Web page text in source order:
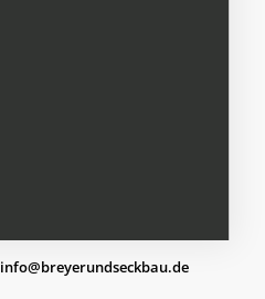
ed.uabkcesdnureyerb@ofni